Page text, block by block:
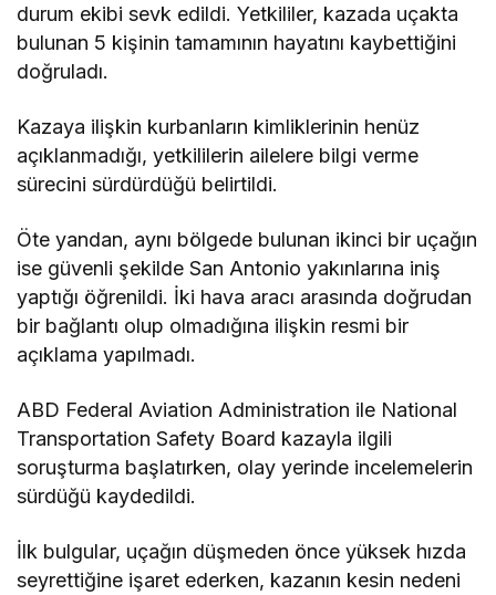
durum ekibi sevk edildi. Yetkililer, kazada uçakta
bulunan 5 kişinin tamamının hayatını kaybettiğini
doğruladı.
Kazaya ilişkin kurbanların kimliklerinin henüz
açıklanmadığı, yetkililerin ailelere bilgi verme
sürecini sürdürdüğü belirtildi.
Öte yandan, aynı bölgede bulunan ikinci bir uçağın
ise güvenli şekilde San Antonio yakınlarına iniş
yaptığı öğrenildi. İki hava aracı arasında doğrudan
bir bağlantı olup olmadığına ilişkin resmi bir
açıklama yapılmadı.
ABD Federal Aviation Administration ile National
Transportation Safety Board kazayla ilgili
soruşturma başlatırken, olay yerinde incelemelerin
sürdüğü kaydedildi.
İlk bulgular, uçağın düşmeden önce yüksek hızda
seyrettiğine işaret ederken, kazanın kesin nedeni